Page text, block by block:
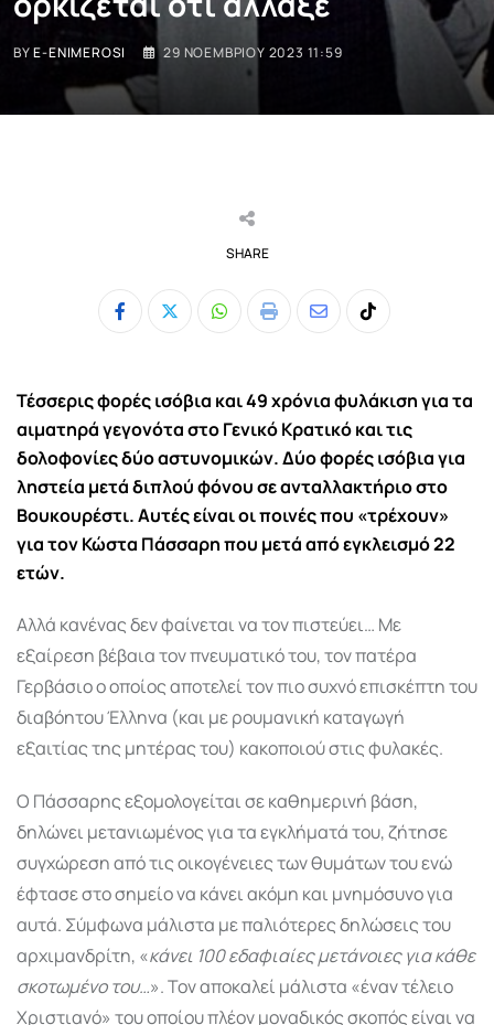
BYE-ENIMEROSI 29 ΝΟΕΜΒΡΊΟΥ 2023 11:59
SHARE
Whatsapp
Print
ShareTiktok
Τέσσερις φορές ισόβια και 49 χρόνια φυλάκιση για τα
αιματηρά γεγονότα στο Γενικό Κρατικό και τις
δολοφονίες δύο αστυνομικών. Δύο φορές ισόβια για
ληστεία μετά διπλού φόνου σε ανταλλακτήριο στο
Βουκουρέστι. Αυτές είναι οι ποινές που «τρέχουν»
για τον Κώστα Πάσσαρη που μετά από εγκλεισμό 22
ετών.
Αλλά κανένας δεν φαίνεται να τον πιστεύει… Με
εξαίρεση βέβαια τον πνευματικό του, τον πατέρα
Γερβάσιο ο οποίος αποτελεί τον πιο συχνό επισκέπτη του
διαβόητου Έλληνα (και με ρουμανική καταγωγή
εξαιτίας της μητέρας του) κακοποιού στις φυλακές.
Ο Πάσσαρης εξομολογείται σε καθημερινή βάση,
δηλώνει μετανιωμένος για τα εγκλήματά του, ζήτησε
συγχώρεση από τις οικογένειες των θυμάτων του ενώ
έφτασε στο σημείο να κάνει ακόμη και μνημόσυνο για
αυτά. Σύμφωνα μάλιστα με παλιότερες δηλώσεις του
αρχιμανδρίτη, «κάνει 100 εδαφιαίες μετάνοιες για κάθε
σκοτωμένο του…». Τον αποκαλεί μάλιστα «έναν τέλειο
Χριστιανό» του οποίου πλέον μοναδικός σκοπός είναι να